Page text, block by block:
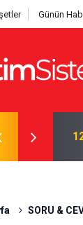
Günün
Puanla
SORU &